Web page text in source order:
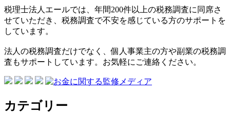
税理士法人エールでは、年間200件以上の税務調査に同席さ
せていただき、税務調査で不安を感じている方のサポートを
しています。
法人の税務調査だけでなく、個人事業主の方や副業の税務調
査もサポートしています。お気軽にご連絡ください。
カテゴリー